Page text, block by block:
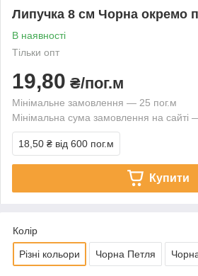
Липучка 8 см Чорна окремо
В наявності
Тільки опт
19,80 ₴/пог.м
Мінімальне замовлення — 25 пог.м
Мінімальна сума замовлення на сайті
18,50 ₴ від 600 пог.м
Купити
Колір
Різні кольори Чорна Петля